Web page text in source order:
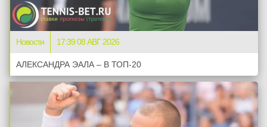
Новости 17:39 08 АВГ 2026
АЛЕКСАНДРА ЭАЛА – В ТОП-20